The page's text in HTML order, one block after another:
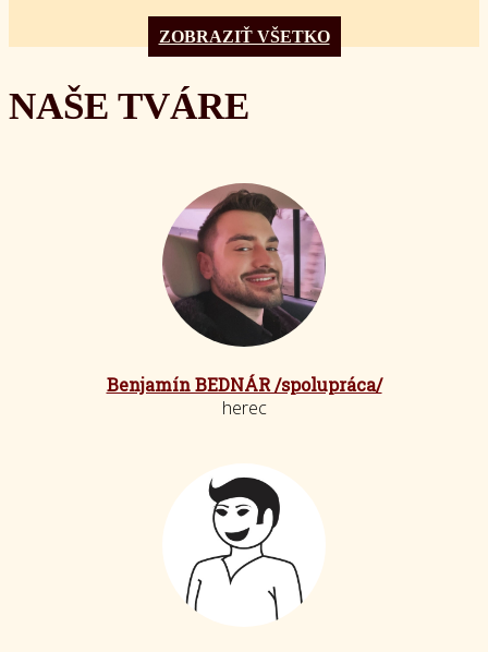
ZOBRAZIŤ VŠETKO
NAŠE TVÁRE
Benjamín BEDNÁR /spolupráca/
herec